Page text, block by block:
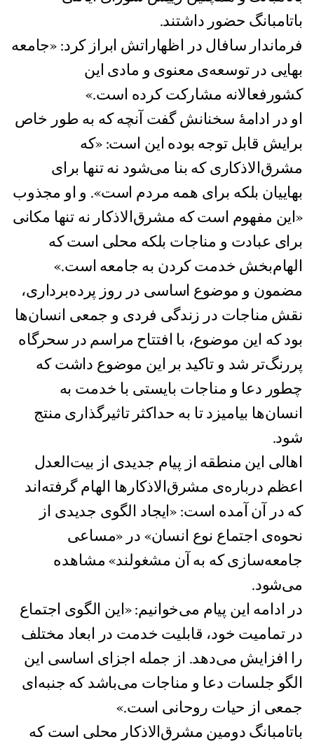
باتامبانگ حضور داشتند.
فرماندار سافال در اظهاراتش ابراز کرد: «جامعه
بهایی در توسعه‌ی معنوی و مادی این
کشورفعالانه مشارکت کرده‌ است.»
او در ادامۀ سخنانش گفت آنچه که به طور خاص
برایش قابل توجه بوده این است: «که
مشرق‌الاذکاری که بنا می‌شود نه تنها برای
بهاییان بلکه برای همه مردم است». و او مجذوب
«این مفهوم است که مشرق‌الاذکار نه تنها مکانی
برای عبادت و مناجات بلکه محلی است که
الهام‌بخش خدمت کردن به جامعه است.»
مضمون و موضوع اساسی در روز پرده‌برداری،
نقش مناجات در زندگی فردی و جمعی انسان‌ها
بود که این موضوع، با افتتاح مراسم در سحرگاه
پررنگ‌تر شد و تاکید بر این موضوع داشت که
چطور دعا و مناجات بایستی با خدمت به
انسان‌ها بیامیزد تا به حداکثر تاثیرگذاری منتج
شود.
اهالی این منطقه از پیام جدیدی از بیت‌العدل
اعظم درباره‌ی مشرق‌الاذکارها الهام گرفته‌اند
که در آن آمده است: «ایجاد الگوی جدیدی از
نحوه‌ی اجتماع نوع انسان» در «مساعی
جامعه‌سازی که به آن مشغولند» مشاهده
می‌شود.
در ادامه این پیام می‌خوانیم: «این الگوی اجتماع
در تمامیت خود، قابلیت خدمت در ابعاد مختلف
را افزایش می‌دهد. از جمله اجزای اساسی این
الگو جلسات دعا و مناجات می‌باشد که جنبه‌ای
جمعی از حیات روحانی است.»
باتامبانگ دومین مشرق‌الاذکار محلی است که